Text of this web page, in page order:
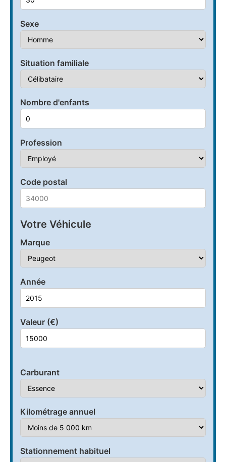
Sexe
Situation familiale
Nombre d'enfants
Profession
Code postal
Votre Véhicule
Marque
Année
Valeur (€)
Carburant
Kilométrage annuel
Stationnement habituel